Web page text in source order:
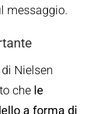
messaggio.
di Nielsen
che le
a forma di